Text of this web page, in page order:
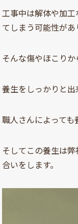
工事中は解体や加
てしまう可能性があ
そんな傷やほこり
養生をしっかりと出
職人さんによっても
そしてこの養生は
合いをします。